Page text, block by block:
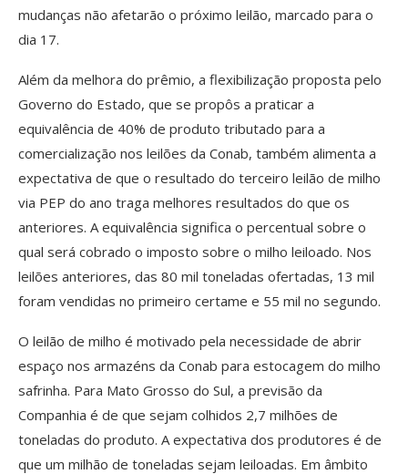
mudanças não afetarão o próximo leilão, marcado para o
dia 17.
Além da melhora do prêmio, a flexibilização proposta pelo
Governo do Estado, que se propôs a praticar a
equivalência de 40% de produto tributado para a
comercialização nos leilões da Conab, também alimenta a
expectativa de que o resultado do terceiro leilão de milho
via PEP do ano traga melhores resultados do que os
anteriores. A equivalência significa o percentual sobre o
qual será cobrado o imposto sobre o milho leiloado. Nos
leilões anteriores, das 80 mil toneladas ofertadas, 13 mil
foram vendidas no primeiro certame e 55 mil no segundo.
O leilão de milho é motivado pela necessidade de abrir
espaço nos armazéns da Conab para estocagem do milho
safrinha. Para Mato Grosso do Sul, a previsão da
Companhia é de que sejam colhidos 2,7 milhões de
toneladas do produto. A expectativa dos produtores é de
que um milhão de toneladas sejam leiloadas. Em âmbito